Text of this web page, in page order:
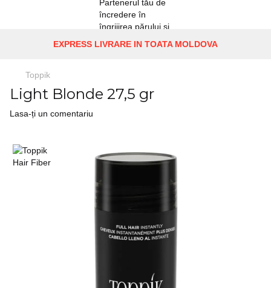
EXPRESS LIVRARE IN TOATA MOLDOVA
Toppik
Light Blonde 27,5 gr
Lasa-ți un comentariu